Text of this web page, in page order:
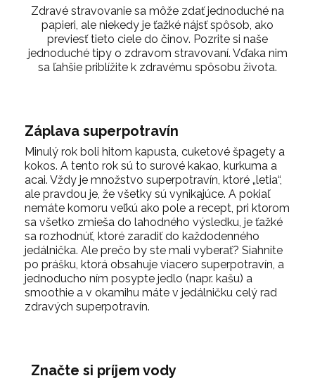
Zdravé stravovanie sa môže zdať jednoduché na
papieri, ale niekedy je ťažké nájsť spôsob, ako
previesť tieto ciele do činov. Pozrite si naše
jednoduché tipy o zdravom stravovaní. Vďaka nim
sa ľahšie priblížite k zdravému spôsobu života.
Záplava superpotravín
Minulý rok boli hitom kapusta, cuketové špagety a
kokos. A tento rok sú to surové kakao, kurkuma a
acai. Vždy je množstvo superpotravín, ktoré „letia“,
ale pravdou je, že všetky sú vynikajúce. A pokiaľ
nemáte komoru veľkú ako pole a recept, pri ktorom
sa všetko zmieša do lahodného výsledku, je ťažké
sa rozhodnúť, ktoré zaradiť do každodenného
jedálnička. Ale prečo by ste mali vyberať? Siahnite
po prášku, ktorá obsahuje viacero superpotravín, a
jednoducho ním posypte jedlo (napr. kašu) a
smoothie a v okamihu máte v jedálničku celý rad
zdravých superpotravín.
Značte si príjem vody